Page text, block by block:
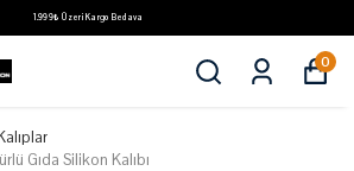
1.999₺ Üzeri Kargo Bedava
0
Gıda Silikon Kalıbı